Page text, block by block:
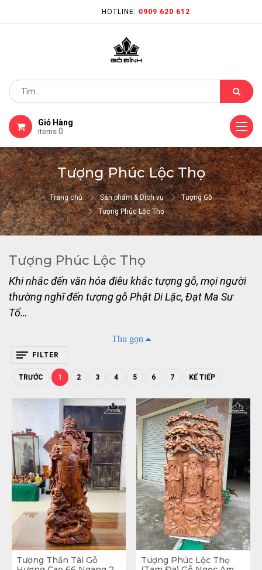
HOTLINE: 0909 620 612
Giỏ Hàng
Items 0
Tượng Phúc Lộc Thọ
Trang chủ Sản phẩm & Dịch vụ
Tượng Gỗ
Tượng Phúc Lộc Thọ
Tượng Phúc Lộc Thọ
Khi nhắc đến văn hóa điêu khắc tượng gỗ, mọi người
thường nghĩ đến tượng gỗ Phật Di Lặc, Đạt Ma Sư
Tổ…
Ngoài những tượng gỗ trên thì tượng Phúc Lộc Thọ
được cho là rất phổ biến trong văn hóa người Việt
chúng ta. Tượng gỗ Phúc Lộc Thọ ( Tam Đa )được
mong muốn của con người là hạnh phúc, tài lộc và
trường thọ. Vậy mọi người cùng tìm hiểu nhé!
Thu gọn
FILTER
TRƯỚC 1 2 3 4 5 6 7 KẾ TIẾP
Tượng Thần Tài Gỗ
Tượng Phúc Lộc Thọ